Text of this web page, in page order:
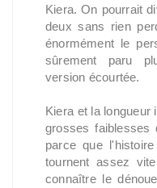
Kiera. On pourrait
deux sans rien
énormément le
sûrement paru
version écourtée.
Kiera et la longueur
grosses faiblesses
parce que
tournent assez
connaître le